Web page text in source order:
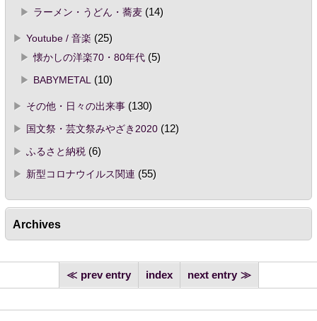
ラーメン・うどん・蕎麦(14)
Youtube / 音楽 (25)
懐かしの洋楽70・80年代(5)
BABYMETAL(10)
その他・日々の出来事(130)
国文祭・芸文祭みやざき2020(12)
ふるさと納税(6)
新型コロナウイルス関連 (55)
Archives
prev entry index next entry